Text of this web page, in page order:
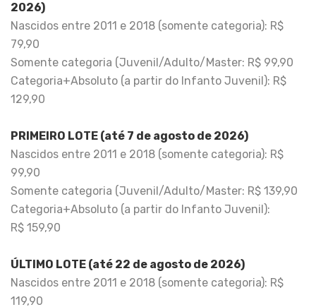
2026)
Nascidos entre 2011 e 2018 (somente categoria): R$
79,90
Somente categoria (Juvenil/Adulto/Master: R$ 99,90
Categoria+Absoluto (a partir do Infanto Juvenil): R$
129,90
PRIMEIRO LOTE (até 7 de agosto de 2026)
Nascidos entre 2011 e 2018 (somente categoria): R$
99,90
Somente categoria (Juvenil/Adulto/Master: R$ 139,90
Categoria+Absoluto (a partir do Infanto Juvenil):
R$ 159,90
ÚLTIMO LOTE (até 22 de agosto de 2026)
Nascidos entre 2011 e 2018 (somente categoria): R$
119,90